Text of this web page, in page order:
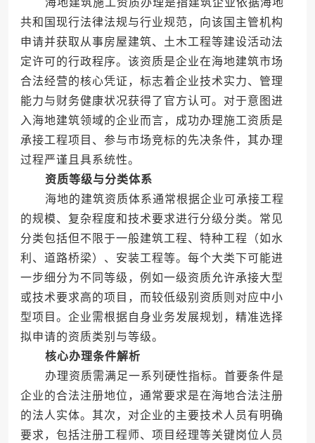
海地建筑施工资质办理是指建筑企业依据海地
共和国现行法律法规与行业规范，向该国主管机构
申请并获取从事房屋建筑、土木工程等建设活动法
定许可的行政程序。该资质是企业在海地建筑市场
合法经营的核心凭证，标志着企业技术实力、管理
能力与财务健康状况获得了官方认可。对于意图进
入海地建筑领域的企业而言，成功办理施工资质是
承接工程项目、参与市场竞标的先决条件，其办理
过程严谨且具系统性。
资质等级与分类体系
海地的建筑资质体系通常根据企业可承接工程
的规模、复杂程度和技术要求进行分级分类。常见
分类包括但不限于一般建筑工程、特种工程（如水
利、道路桥梁）、安装工程等。每个大类下可能进
一步细分为不同等级，例如一级资质允许承接大型
或技术要求高的项目，而较低级别资质则对应中小
型项目。企业需根据自身业务发展规划，精准选择
拟申请的资质类别与等级。
核心办理条件解析
办理资质需满足一系列硬性指标。首要条件是
企业的合法注册地位，通常要求是在海地合法注册
的法人实体。其次，对企业的主要技术人员有明确
要求，包括注册工程师、项目经理等关键岗位人员